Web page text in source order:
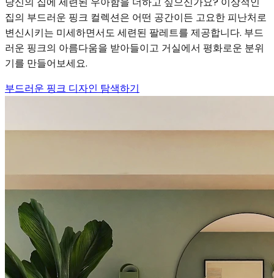
집의 부드러운 핑크 컬렉션은 어떤 공간이든 고요한 피난처로
변신시키는 미세하면서도 세련된 팔레트를 제공합니다. 부드
러운 핑크의 아름다움을 받아들이고 거실에서 평화로운 분위
기를 만들어보세요.
부드러운 핑크 디자인 탐색하기